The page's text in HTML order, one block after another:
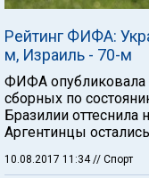
Рейтинг ФИФА:
м, Израиль - 70-м
ФИФА опубликовала
сборных по
Бразилии оттеснила
Аргентинцы
10.08.2017 11:34 // Спорт